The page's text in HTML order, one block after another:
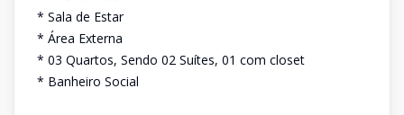
* Sala de Estar
* Área Externa
* 03 Quartos, Sendo 02 Suítes, 01 com closet
* Banheiro Social